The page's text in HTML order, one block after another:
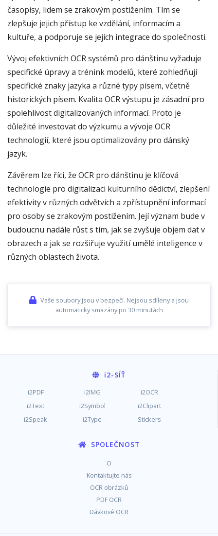
časopisy, lidem se zrakovým postižením. Tím se
zlepšuje jejich přístup ke vzdělání, informacím a
kultuře, a podporuje se jejich integrace do společnosti.
Vývoj efektivních OCR systémů pro dánštinu vyžaduje
specifické úpravy a trénink modelů, které zohledňují
specifické znaky jazyka a různé typy písem, včetně
historických písem. Kvalita OCR výstupu je zásadní pro
spolehlivost digitalizovaných informací. Proto je
důležité investovat do výzkumu a vývoje OCR
technologií, které jsou optimalizovány pro dánský
jazyk.
Závěrem lze říci, že OCR pro dánštinu je klíčová
technologie pro digitalizaci kulturního dědictví, zlepšení
efektivity v různých odvětvích a zpřístupnění informací
pro osoby se zrakovým postižením. Její význam bude v
budoucnu nadále růst s tím, jak se zvyšuje objem dat v
obrazech a jak se rozšiřuje využití umělé inteligence v
různých oblastech života.
Vaše soubory jsou v bezpečí. Nejsou sdíleny a jsou
automaticky smazány po 30 minutách
i2-SÍŤ
i2PDF i2IMG
i2OCR
i2Text
i2Symbol
i2Clipart
i2Speak
i2Type Stickers
SPOLEČNOST
O
Kontaktujte nás
OCR obrázků
PDF OCR
Dávkové OCR